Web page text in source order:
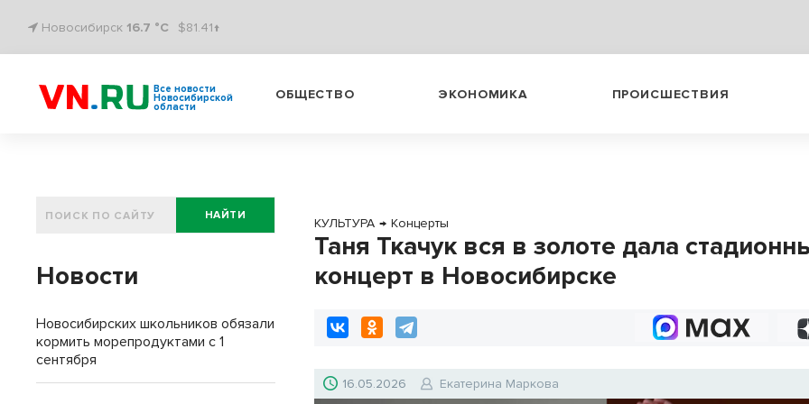
Новосибирск 16.7 °C $81.41↑
Все новости
Новосибирской
области
ОБЩЕСТВО ЭКОНОМИКА ПРОИСШЕСТВИЯ
КУЛЬТУРА → Концерты
Таня Ткачук вся в золоте дала
концерт в Новосибирске
16.05.2026 Екатерина Маркова
НАЙТИ
Новости
Новосибирских школьников обязали
кормить морепродуктами с 1
сентября